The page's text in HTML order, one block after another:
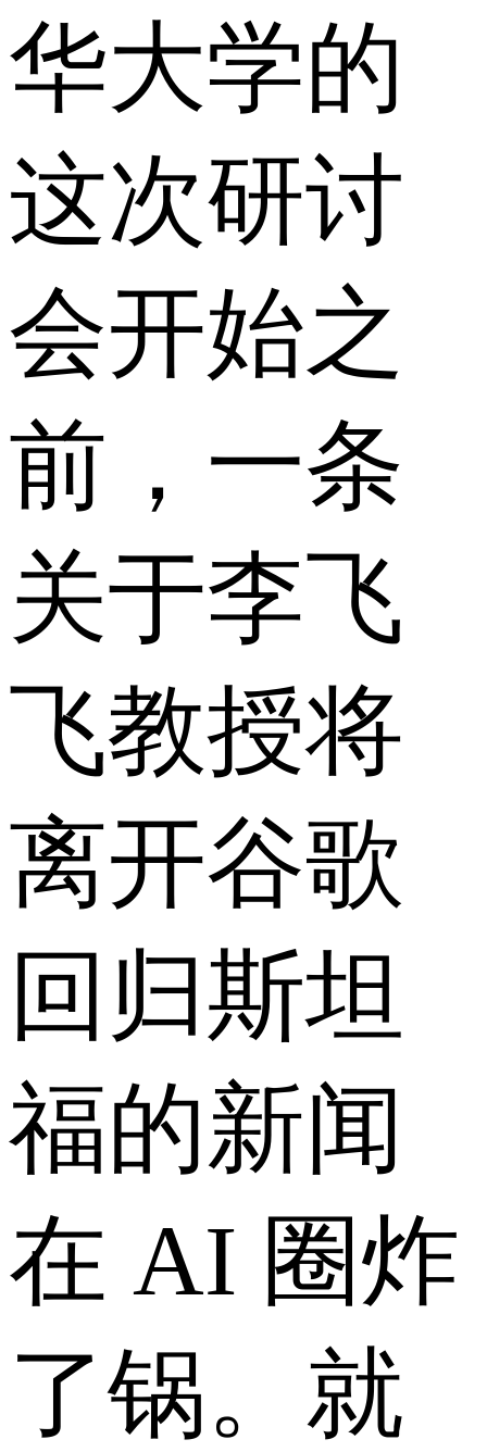
华大学的
这次研讨
会开始之
前，一条
关于李飞
飞教授将
离开谷歌
回归斯坦
福的新闻
在 AI 圈炸
了锅。就